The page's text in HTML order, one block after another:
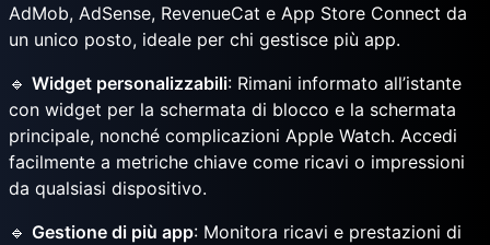
AdMob, AdSense, RevenueCat e App Store Connect da
un unico posto, ideale per chi gestisce più app.
🔹 Widget personalizzabili: Rimani informato all’istante
con widget per la schermata di blocco e la schermata
principale, nonché complicazioni Apple Watch. Accedi
facilmente a metriche chiave come ricavi o impressioni
da qualsiasi dispositivo.
🔹 Gestione di più app: Monitora ricavi e prestazioni di